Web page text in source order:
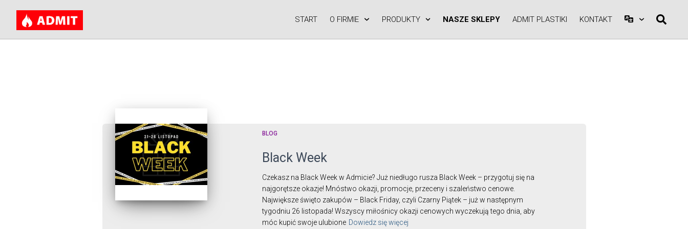
START O FIRMIE PRODUKTY NASZE SKLEPY ADMIT PLASTIKI KONTAKT A
najlepszeceny
BLOG
Black Week
Czekasz na Black Week w Admicie? Już niedługo rusza Black Week – przygotuj się na
najgorętsze okazje! Mnóstwo okazji, promocje, przeceny i szaleństwo cenowe.
Największe święto zakupów – Black Friday, czyli Czarny Piątek – już w następnym
tygodniu 26 listopada! Wszyscy miłośnicy okazji cenowych wyczekują tego dnia, aby
móc kupić swoje ulubione Dowiedz się więcej